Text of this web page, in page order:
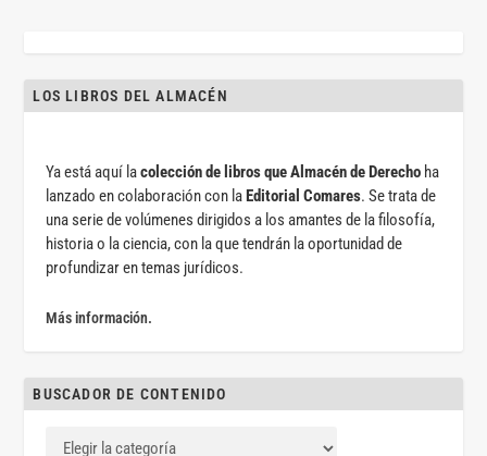
LOS LIBROS DEL ALMACÉN
Ya está aquí lacolección de libros que Almacén de Derecho ha
lanzado en colaboración con la Editorial Comares. Se trata de
una serie de volúmenes dirigidos a los amantes de la filosofía,
historia o la ciencia, con la que tendrán la oportunidad de
profundizar en temas jurídicos.
Más información.
BUSCADOR DE CONTENIDO